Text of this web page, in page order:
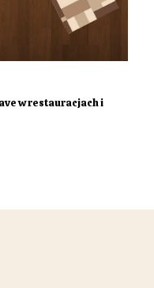
w restauracjach i